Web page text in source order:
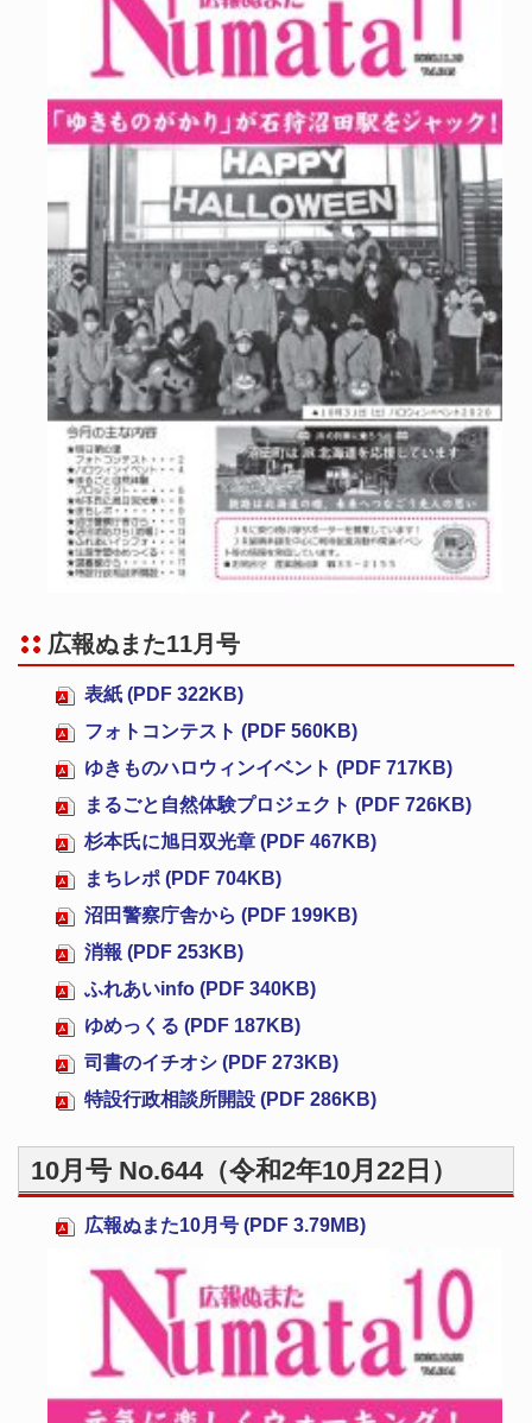
広報ぬまた11月号
表紙 (PDF 322KB)
フォトコンテスト (PDF 560KB)
ゆきものハロウィンイベント (PDF 717KB)
まるごと自然体験プロジェクト (PDF 726KB)
杉本氏に旭日双光章 (PDF 467KB)
まちレポ (PDF 704KB)
沼田警察庁舎から (PDF 199KB)
消報 (PDF 253KB)
ふれあいinfo (PDF 340KB)
ゆめっくる (PDF 187KB)
司書のイチオシ (PDF 273KB)
特設行政相談所開設 (PDF 286KB)
10月号 No.644（令和2年10月22日）
広報ぬまた10月号 (PDF 3.79MB)